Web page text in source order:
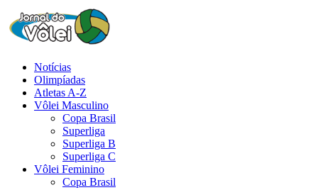
Notícias
Olimpíadas
Atletas A-Z
Vôlei Masculino
Copa Brasil
Superliga
Superliga B
Superliga C
Vôlei Feminino
Copa Brasil